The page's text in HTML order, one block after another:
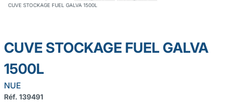
CUVE STOCKAGE FUEL GALVA 1500L
CUVE STOCKAGE FUEL GALVA
1500L
NUE
Réf. 139491